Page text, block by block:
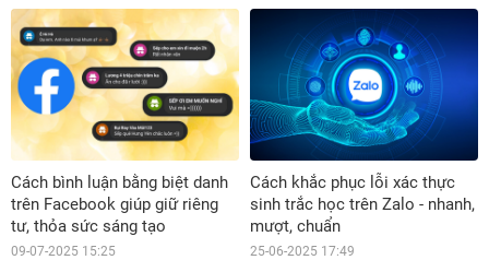
Cách bình luận bằng biệt danh
trên Facebook giúp giữ riêng
tư, thỏa sức sáng tạo
09-07-2025 15:25
Cách khắc phục lỗi xác thực
sinh trắc học trên Zalo - nhanh,
mượt, chuẩn
25-06-2025 17:49